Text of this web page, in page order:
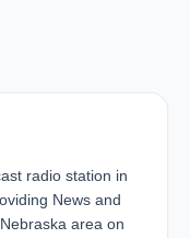
radio station in
News and
area on